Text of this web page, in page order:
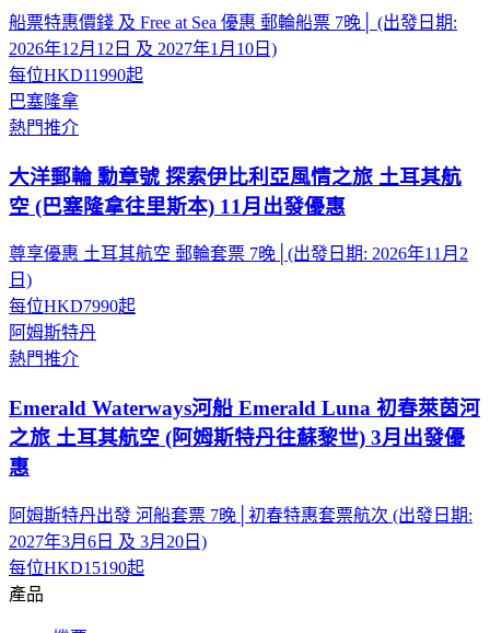
船票特惠價錢 及 Free at Sea 優惠 郵輪船票 7晚│ (出發日期:
2026年12月12日 及 2027年1月10日)
每位HKD11990起
巴塞隆拿
熱門推介
大洋郵輪 勳章號 探索伊比利亞風情之旅 土耳其航
空 (巴塞隆拿往里斯本) 11月出發優惠
尊享優惠 土耳其航空 郵輪套票 7晚│(出發日期: 2026年11月2
日)
每位HKD7990起
阿姆斯特丹
熱門推介
Emerald Waterways河船 Emerald Luna 初春萊茵河
之旅 土耳其航空 (阿姆斯特丹往蘇黎世) 3月出發優
惠
阿姆斯特丹出發 河船套票 7晚│初春特惠套票航次 (出發日期:
2027年3月6日 及 3月20日)
每位HKD15190起
產品